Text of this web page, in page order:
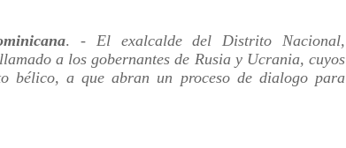
. - El exalcalde del Distrito Nacional,
a los gobernantes de Rusia y Ucrania, cuyos
bélico, a que abran un proceso de dialogo para